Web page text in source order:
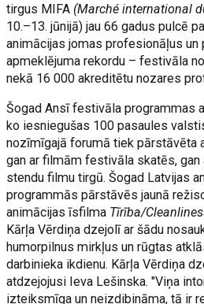
tirgus MIFA (Marché international
10.–13. jūnijā) jau 66 gadus pulcē
animācijas jomas profesionāļus un
apmeklējuma rekordu – festivāla
nekā 16 000 akreditētu nozares
Šogad Ansī festivāla programmas
ko iesniegušas 100 pasaules
nozīmīgajā forumā tiek pārstāvēta
gan ar filmām festivāla skatēs, gan
stendu filmu tirgū. Šogad Latvijas
programmās pārstāvēs jaunā
animācijas īsfilma Tīrība/
Kārļa Vērdiņa dzejolī ar šādu
humorpilnus mirkļus un rūgtas
darbinieka ikdienu. Kārļa Vērdiņa
atdzejojusi Ieva Lešinska. "Viņa
izteiksmīga un neizdibināma, tā ir